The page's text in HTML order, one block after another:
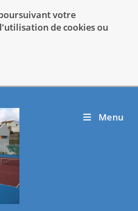
votre
de cookies ou
Menu